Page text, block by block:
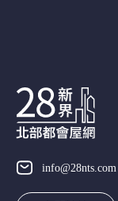
info@28nts.com